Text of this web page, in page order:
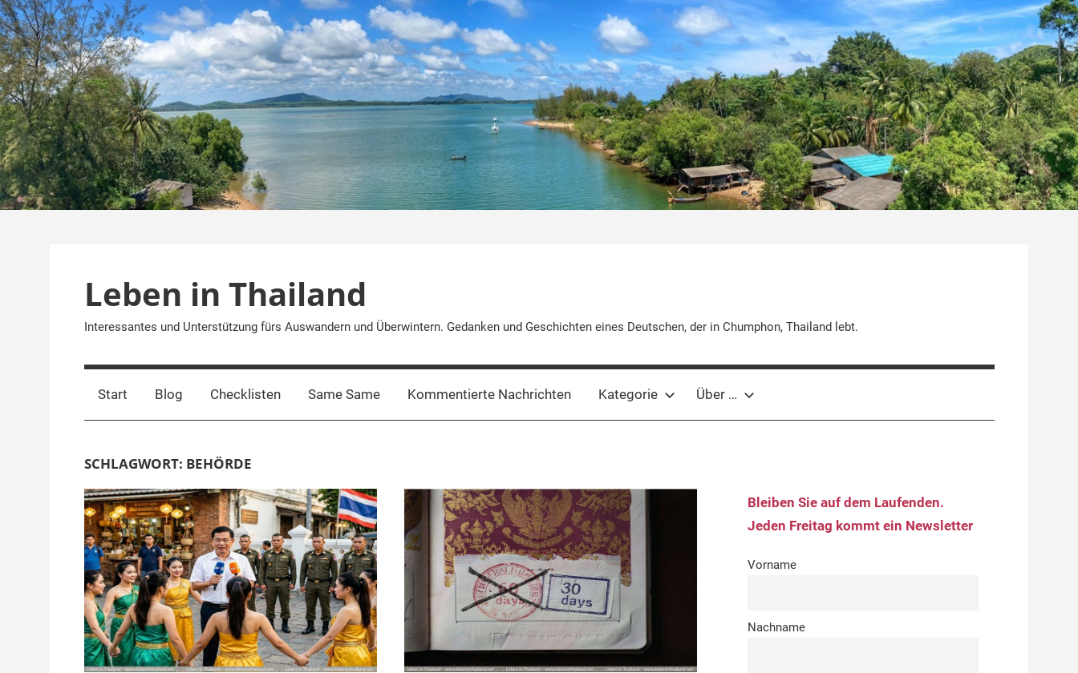
Zum
Inhalt
springen
Leben in Thailand
Interessantes und Unterstützung fürs Auswandern und Überwintern. Gedanken und Geschichten eines Deutschen, der in Chumphon, Thailand lebt.
Start Blog Checklisten Same Same Kommentierte Nachrichten Kategorie Über …
SCHLAGWORT: BEHÖRDE
Bleiben Sie auf dem Laufenden.
Jeden Freitag kommt ein Newsletter
Vorname
Nachname